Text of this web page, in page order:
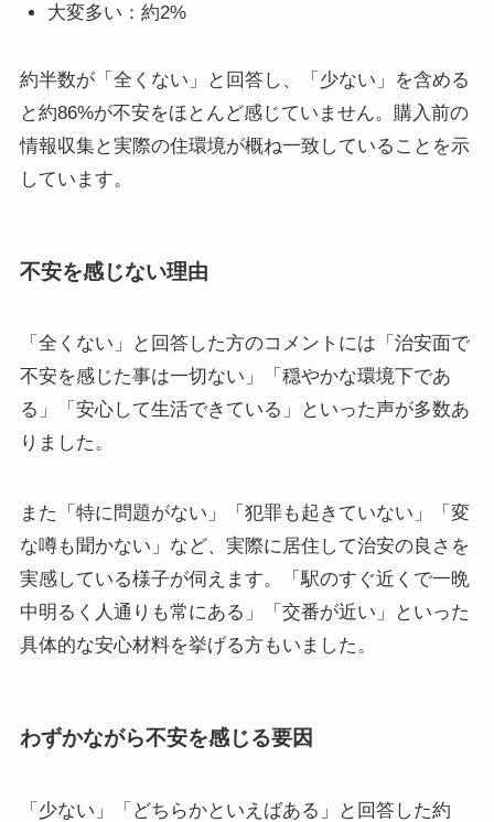
大変多い：約2%
約半数が「全くない」と回答し、「少ない」を含める
と約86%が不安をほとんど感じていません。購入前の
情報収集と実際の住環境が概ね一致していることを示
しています。
不安を感じない理由
「全くない」と回答した方のコメントには「治安面で
不安を感じた事は一切ない」「穏やかな環境下であ
る」「安心して生活できている」といった声が多数あ
りました。
また「特に問題がない」「犯罪も起きていない」「変
な噂も聞かない」など、実際に居住して治安の良さを
実感している様子が伺えます。「駅のすぐ近くで一晩
中明るく人通りも常にある」「交番が近い」といった
具体的な安心材料を挙げる方もいました。
わずかながら不安を感じる要因
「少ない」「どちらかといえばある」と回答した約